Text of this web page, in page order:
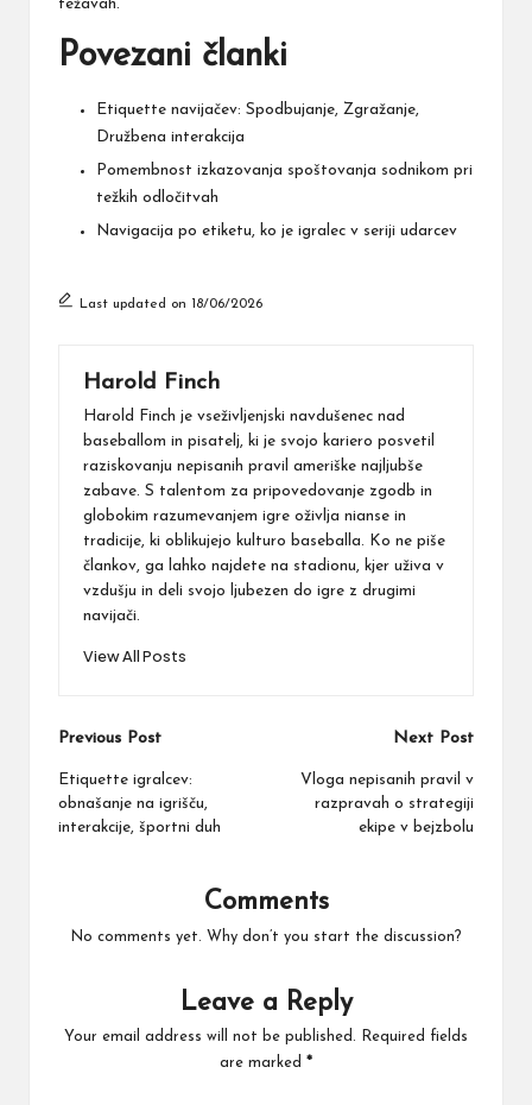
težavah.
Povezani članki
Etiquette navijačev: Spodbujanje, Zgražanje,
Družbena interakcija
Pomembnost izkazovanja spoštovanja sodnikom pri
težkih odločitvah
Navigacija po etiketu, ko je igralec v seriji udarcev
Last updated on 18/06/2026
Harold Finch
Harold Finch je vseživljenjski navdušenec nad
baseballom in pisatelj, ki je svojo kariero posvetil
raziskovanju nepisanih pravil ameriške najljubše
zabave. S talentom za pripovedovanje zgodb in
globokim razumevanjem igre oživlja nianse in
tradicije, ki oblikujejo kulturo baseballa. Ko ne piše
člankov, ga lahko najdete na stadionu, kjer uživa v
vzdušju in deli svojo ljubezen do igre z drugimi
navijači.
View All Posts
Post
navigation
Previous Post
Etiquette igralcev:
obnašanje na igrišču,
interakcije, športni duh
Next Post
Vloga nepisanih pravil v
razpravah o strategiji
ekipe v bejzbolu
Comments
No comments yet. Why don’t you start the discussion?
Leave a Reply
Your email address will not be published.
Required fields
are marked *